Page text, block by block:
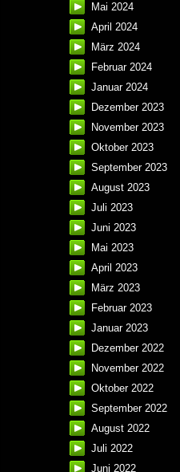
Mai 2024
April 2024
März 2024
Februar 2024
Januar 2024
Dezember 2023
November 2023
Oktober 2023
September 2023
August 2023
Juli 2023
Juni 2023
Mai 2023
April 2023
März 2023
Februar 2023
Januar 2023
Dezember 2022
November 2022
Oktober 2022
September 2022
August 2022
Juli 2022
Juni 2022